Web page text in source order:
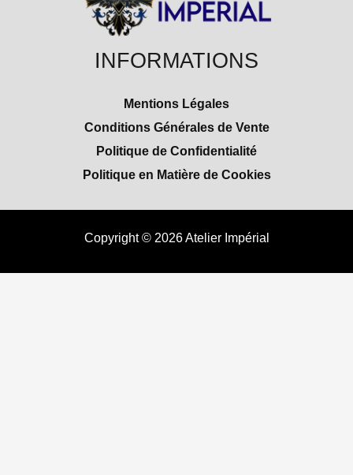
INFORMATIONS
Mentions Légales
Conditions Générales de Vente
Politique de Confidentialité
Politique en Matière de Cookies
Copyright © 2026 Atelier Impérial